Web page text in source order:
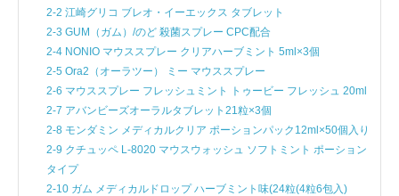
2-2 江崎グリコ ブレオ・イーエックス タブレット
2-3 GUM（ガム）/のど 殺菌スプレー CPC配合
2-4 NONIO マウススプレー クリアハーブミント 5ml×3個
2-5 Ora2（オーラツー） ミー マウススプレー
2-6 マウススプレー フレッシュミント トゥービー フレッシュ 20ml
2-7 アバンビーズオーラルタブレット21粒×3個
2-8 モンダミン メディカルクリア ポーションパック12ml×50個入り
2-9 クチュッペ L-8020 マウスウォッシュ ソフトミント ポーション
タイプ
2-10 ガム メディカルドロップ ハーブミント味(24粒(4粒6包入)